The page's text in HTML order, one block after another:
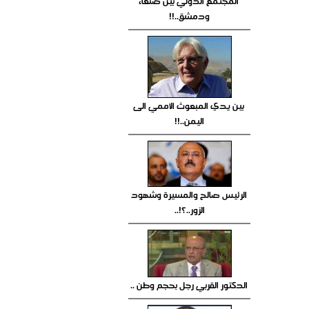
ودمشق..!!
بين يدي المبعوث الأممي الى
اليمن..!!
الرئيس صالح والمسيرة وشهود
الزور..؟!..
الدكتور القربي رجل بحجم وطن ..